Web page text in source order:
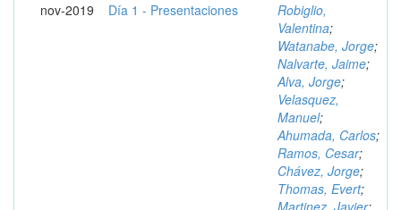
nov-2019 Día 1 - Presentaciones
Robiglio,
Valentina;
Watanabe, Jorge;
Nalvarte, Jaime;
Alva, Jorge;
Velasquez,
Manuel;
Ahumada, Carlos;
Ramos, Cesar;
Chávez, Jorge;
Thomas, Evert;
Martinez, Javier;